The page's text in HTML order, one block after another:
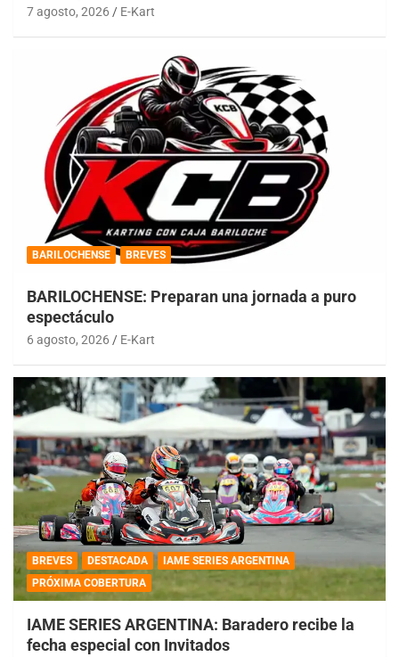
7 agosto, 2026 E-Kart
BARILOCHENSE BREVES
BARILOCHENSE: Preparan una jornada a puro
espectáculo
6 agosto, 2026 E-Kart
BREVES DESTACADA
IAME SERIES ARGENTINA
PRÓXIMA COBERTURA
IAME SERIES ARGENTINA: Baradero recibe la
fecha especial con Invitados